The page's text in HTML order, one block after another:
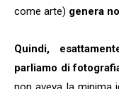
come arte) genera
Quindi,
parliamo di